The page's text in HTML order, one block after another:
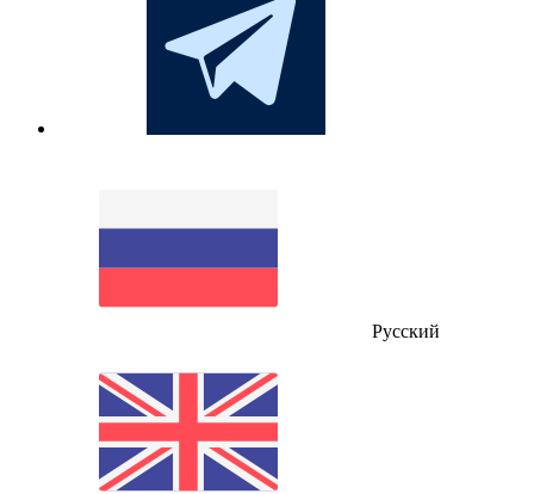
Русский